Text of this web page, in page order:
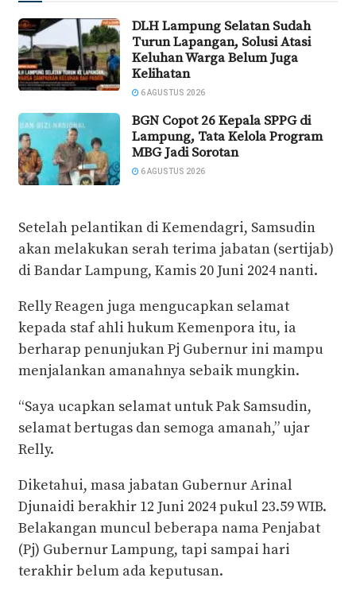
DLH Lampung Selatan Sudah
Turun Lapangan, Solusi Atasi
Keluhan Warga Belum Juga
Kelihatan
6 AGUSTUS 2026
BGN Copot 26 Kepala SPPG di
Lampung, Tata Kelola Program
MBG Jadi Sorotan
6 AGUSTUS 2026
Setelah pelantikan di Kemendagri, Samsudin
akan melakukan serah terima jabatan (sertijab)
di Bandar Lampung, Kamis 20 Juni 2024 nanti.
Relly Reagen juga mengucapkan selamat
kepada staf ahli hukum Kemenpora itu, ia
berharap penunjukan Pj Gubernur ini mampu
menjalankan amanahnya sebaik mungkin.
“Saya ucapkan selamat untuk Pak Samsudin,
selamat bertugas dan semoga amanah,” ujar
Relly.
Diketahui, masa jabatan Gubernur Arinal
Djunaidi berakhir 12 Juni 2024 pukul 23.59 WIB.
Belakangan muncul beberapa nama Penjabat
(Pj) Gubernur Lampung, tapi sampai hari
terakhir belum ada keputusan.